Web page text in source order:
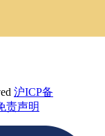
沪ICP备
责声明